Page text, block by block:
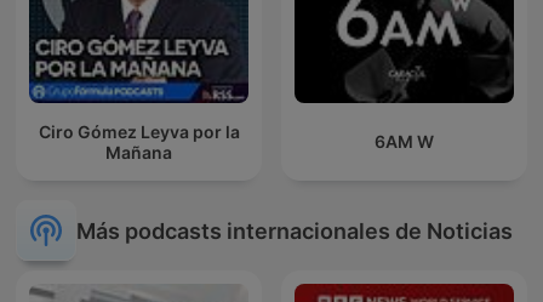
Ciro Gómez Leyva por la
Mañana
6AM W
Más podcasts internacionales de Noticias